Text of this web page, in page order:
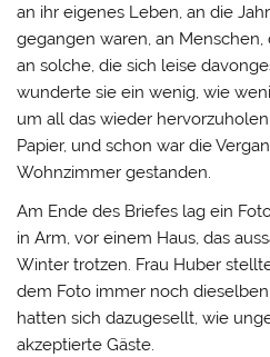
an ihr eigenes Leben, an die
gegangen waren, an
an solche, die sich leise
wunderte sie ein wenig, wie
um all das wieder
Papier, und schon war die
Wohnzimmer gestanden.
Am Ende des Briefes lag ein
in Arm, vor einem Haus, das
Winter trotzen. Frau Huber
dem Foto immer noch
hatten sich dazugesellt, wie
akzeptierte Gäste.